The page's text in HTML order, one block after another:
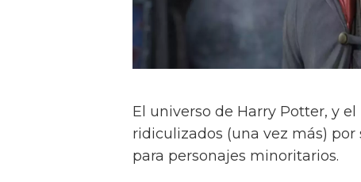
El universo de Harry Potter, y
ridiculizados (una vez más)
para personajes minoritarios.